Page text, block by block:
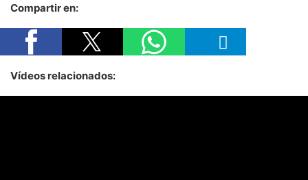
Compartir en:
Vídeos relacionados: